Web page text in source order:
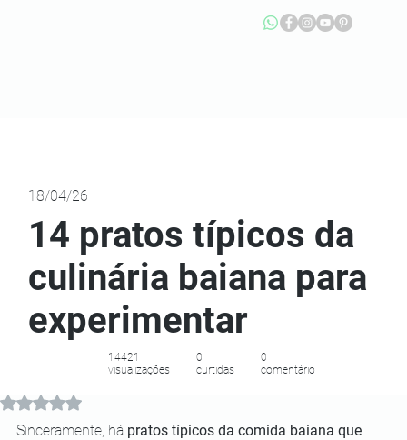
Avaliado com NaN de 5 estrelas.
Sinceramente, há pratos típicos da comida baiana que
14421
visualizações
0
curtidas
0
comentário
14 pratos típicos da
culinária baiana para
experimentar
18/04/26